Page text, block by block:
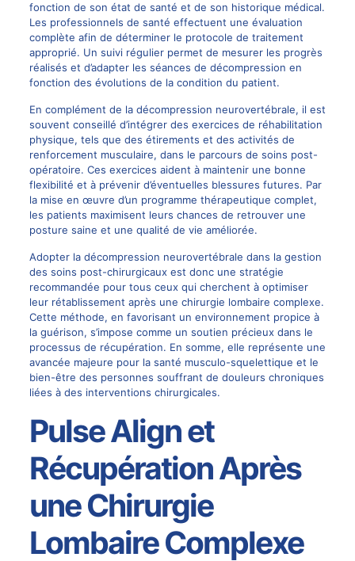
fonction de son état de santé et de son historique médical.
Les professionnels de santé effectuent une évaluation
complète afin de déterminer le protocole de traitement
approprié. Un suivi régulier permet de mesurer les progrès
réalisés et d’adapter les séances de décompression en
fonction des évolutions de la condition du patient.
En complément de la décompression neurovertébrale, il est
souvent conseillé d’intégrer des exercices de réhabilitation
physique, tels que des étirements et des activités de
renforcement musculaire, dans le parcours de soins post-
opératoire. Ces exercices aident à maintenir une bonne
flexibilité et à prévenir d’éventuelles blessures futures. Par
la mise en œuvre d’un programme thérapeutique complet,
les patients maximisent leurs chances de retrouver une
posture saine et une qualité de vie améliorée.
Adopter la décompression neurovertébrale dans la gestion
des soins post-chirurgicaux est donc une stratégie
recommandée pour tous ceux qui cherchent à optimiser
leur rétablissement après une chirurgie lombaire complexe.
Cette méthode, en favorisant un environnement propice à
la guérison, s’impose comme un soutien précieux dans le
processus de récupération. En somme, elle représente une
avancée majeure pour la santé musculo-squelettique et le
bien-être des personnes souffrant de douleurs chroniques
liées à des interventions chirurgicales.
Pulse Align et
Récupération Après
une Chirurgie
Lombaire Complexe